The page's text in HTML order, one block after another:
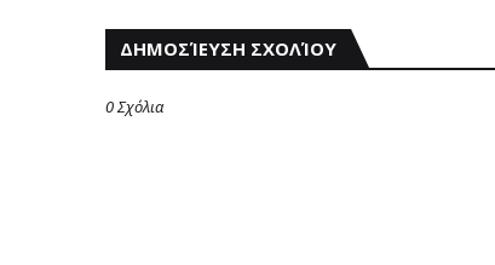
ΔΗΜΟΣΊΕΥΣΗ ΣΧΟΛΊΟΥ
0 Σχόλια